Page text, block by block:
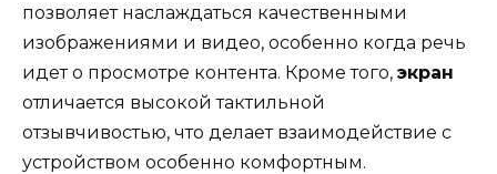
позволяет наслаждаться качественными
изображениями и видео, особенно когда речь
идет о просмотре контента. Кроме того, экран
отличается высокой тактильной
отзывчивостью, что делает взаимодействие с
устройством особенно комфортным.